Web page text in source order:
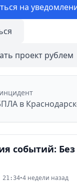
на
проект рублем
в
событий:
21:34•4 недели назад